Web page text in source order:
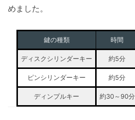
めました。
鍵の種類 時間
ディスクシリンダーキー 約5分
ピンシリンダーキー 約5分
ディンプルキー 約30～90分